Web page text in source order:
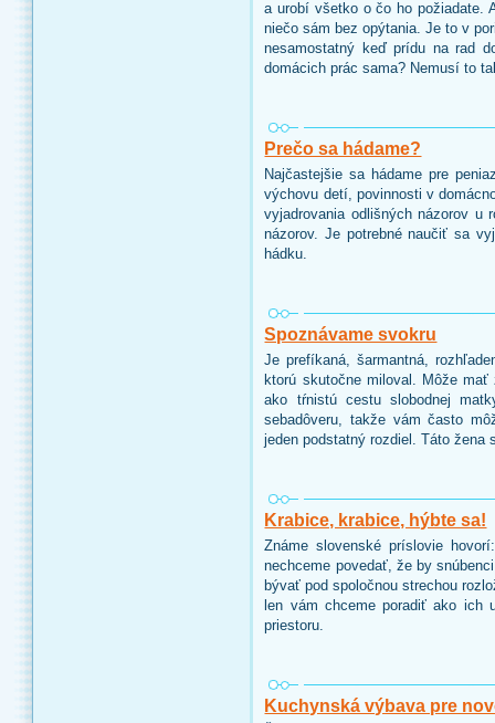
a urobí všetko o čo ho požiadate.
niečo sám bez opýtania. Je to v
nesamostatný keď prídu na rad
domácich prác sama? Nemusí to
Prečo sa hádame?
Najčastejšie sa hádame pre
výchovu detí, povinnosti v
vyjadrovania odlišných názorov u
názorov. Je potrebné naučiť sa
hádku.
Spoznávame svokru
Je prefíkaná, šarmantná,
ktorú skutočne miloval. Môže
ako tŕnistú cestu slobodnej
sebadôveru, takže vám často
jeden podstatný rozdiel. Táto
Krabice, krabice, hýbte sa!
Známe slovenské príslovie
nechceme povedať, že by
bývať pod spoločnou strechou
len vám chceme poradiť ako ich
priestoru.
Kuchynská výbava pre